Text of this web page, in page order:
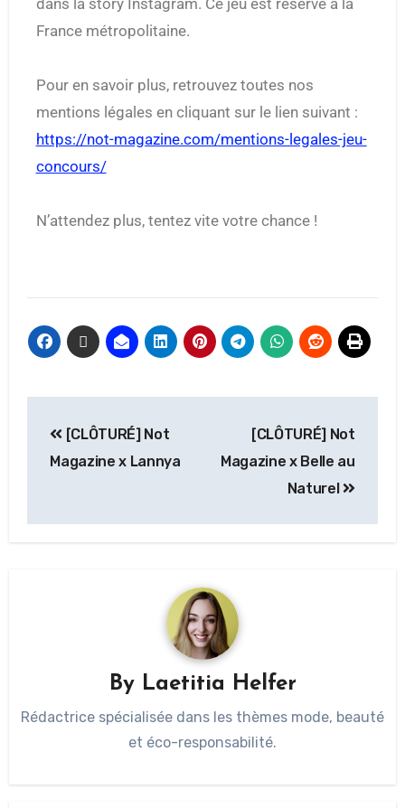
dans la story Instagram. Ce jeu est réservé à la
France métropolitaine.
Pour en savoir plus, retrouvez toutes nos
mentions légales en cliquant sur le lien suivant :
https://not-magazine.com/mentions-legales-jeu-
concours/
N’attendez plus, tentez vite votre chance !
[CLÔTURÉ] Not
Magazine x Lannya
[CLÔTURÉ] Not
Magazine x Belle au
Naturel
By Laetitia Helfer
Rédactrice spécialisée dans les thèmes mode, beauté
et éco-responsabilité.